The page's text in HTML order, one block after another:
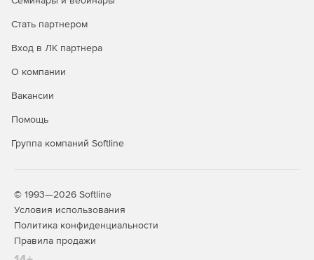
Стать партнером
Вход в ЛК партнера
О компании
Вакансии
Помощь
Группа компаний Softline
© 1993—2026 Softline
Условия использования
Политика конфиденциальности
Правила продажи